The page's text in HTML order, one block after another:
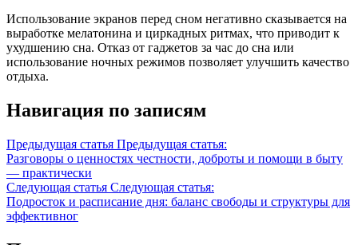
Использование экранов перед сном негативно сказывается на
выработке мелатонина и циркадных ритмах, что приводит к
ухудшению сна. Отказ от гаджетов за час до сна или
использование ночных режимов позволяет улучшить качество
отдыха.
Навигация по записям
Предыдущая статья Предыдущая статья:
Разговоры о ценностях честности, доброты и помощи в быту
— практически
Следующая статья Следующая статья:
Подросток и расписание дня: баланс свободы и структуры для
эффективног